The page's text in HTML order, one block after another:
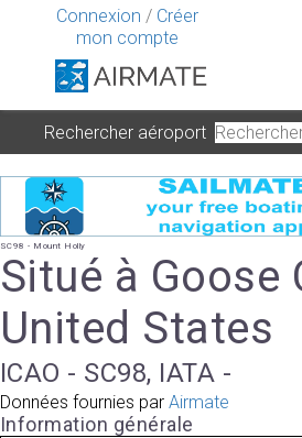
Connexion / Créer
mon compte
Rechercher aéroport
SC98 - Mount Holly
Situé à Goose
United States
ICAO - SC98, IATA -
Données fournies par Airmate
Information générale